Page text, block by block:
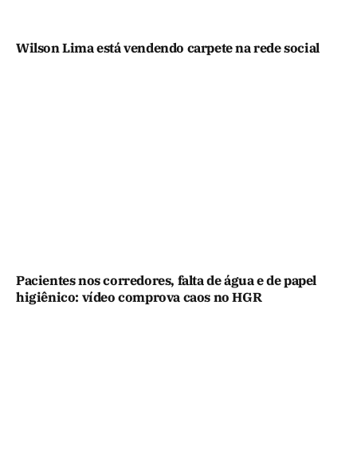
Wilson Lima está vendendo carpete na rede social
Pacientes nos corredores, falta de água e de papel
higiênico: vídeo comprova caos no HGR